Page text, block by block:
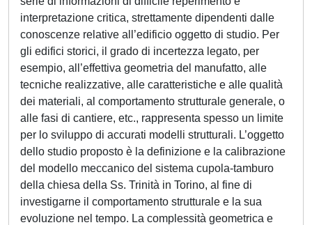
interpretazione critica, strettamente dipendenti dalle
conoscenze relative all’edificio oggetto di studio. Per
gli edifici storici, il grado di incertezza legato, per
esempio, all’effettiva geometria del manufatto, alle
tecniche realizzative, alle caratteristiche e alle qualità
dei materiali, al comportamento strutturale generale, o
alle fasi di cantiere, etc., rappresenta spesso un limite
per lo sviluppo di accurati modelli strutturali. L’oggetto
dello studio proposto è la definizione e la calibrazione
del modello meccanico del sistema cupola-tamburo
della chiesa della Ss. Trinità in Torino, al fine di
investigarne il comportamento strutturale e la sua
evoluzione nel tempo. La complessità geometrica e